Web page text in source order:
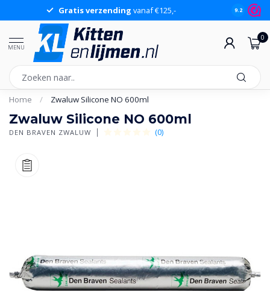
Gratis verzending vanaf €125,- 9.2
MENU
0
Home / Zwaluw Silicone NO 600ml
Zwaluw Silicone NO 600ml
DEN BRAVEN ZWALUW (0)